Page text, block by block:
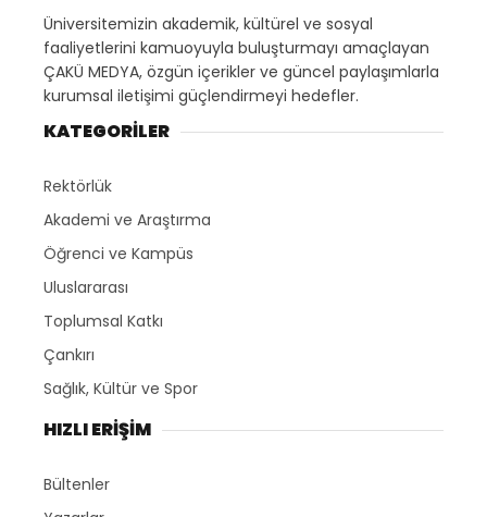
Üniversitemizin akademik, kültürel ve sosyal
faaliyetlerini kamuoyuyla buluşturmayı amaçlayan
ÇAKÜ MEDYA, özgün içerikler ve güncel paylaşımlarla
kurumsal iletişimi güçlendirmeyi hedefler.
KATEGORİLER
Rektörlük
Akademi ve Araştırma
Öğrenci ve Kampüs
Uluslararası
Toplumsal Katkı
Çankırı
Sağlık, Kültür ve Spor
HIZLI ERİŞİM
Bültenler